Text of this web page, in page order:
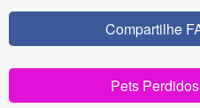
Compartilhe
Pets